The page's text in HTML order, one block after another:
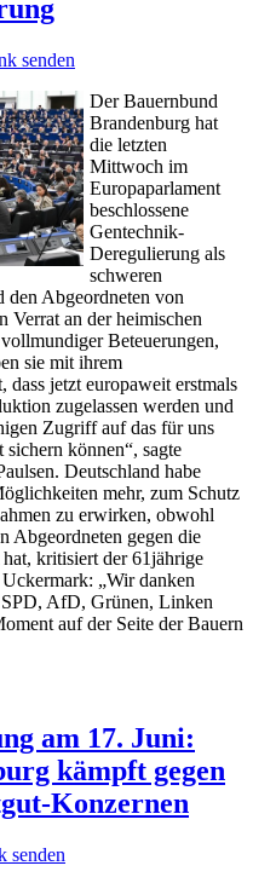
senden
Der Bauernbund
Brandenburg hat
die letzten
Mittwoch im
Europaparlament
beschlossene
Gentechnik-
Deregulierung als
schweren
den Abgeordneten von
an der heimischen
Beteuerungen,
sie mit ihrem
dass jetzt europaweit erstmals
zugelassen werden und
Zugriff auf das für uns
können“, sagte
Deutschland habe
mehr, zum Schutz
zu erwirken, obwohl
Abgeordneten gegen die
kritisiert der 61jährige
„Wir danken
AfD, Grünen, Linken
auf der Seite der Bauern
am 17. Juni:
kämpft gegen
Konzernen
senden